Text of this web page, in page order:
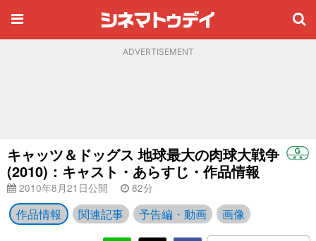
ADVERTISEMENT
キャッツ＆ドッグス 地球最大の肉球大戦争
(2010)：キャスト・あらすじ・作品情報
2010年8月21日公開 82分
作品情報 関連記事 予告編・動画 画像